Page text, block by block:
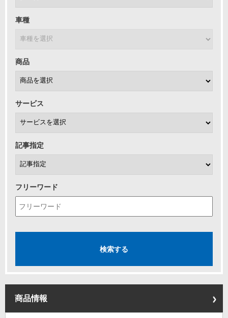
車種
商品
サービス
記事指定
フリーワード
商品情報